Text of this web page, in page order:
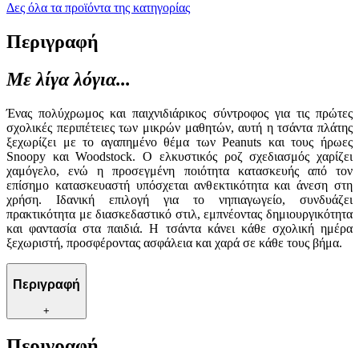
Δες όλα τα προϊόντα της κατηγορίας
Περιγραφή
Με λίγα λόγια...
Ένας πολύχρωμος και παιχνιδιάρικος σύντροφος για τις πρώτες
σχολικές περιπέτειες των μικρών μαθητών, αυτή η τσάντα πλάτης
ξεχωρίζει με το αγαπημένο θέμα των Peanuts και τους ήρωες
Snoopy και Woodstock. Ο ελκυστικός ροζ σχεδιασμός χαρίζει
χαμόγελο, ενώ η προσεγμένη ποιότητα κατασκευής από τον
επίσημο κατασκευαστή υπόσχεται ανθεκτικότητα και άνεση στη
χρήση. Ιδανική επιλογή για το νηπιαγωγείο, συνδυάζει
πρακτικότητα με διασκεδαστικό στιλ, εμπνέοντας δημιουργικότητα
και φαντασία στα παιδιά. Η τσάντα κάνει κάθε σχολική ημέρα
ξεχωριστή, προσφέροντας ασφάλεια και χαρά σε κάθε τους βήμα.
Περιγραφή
+